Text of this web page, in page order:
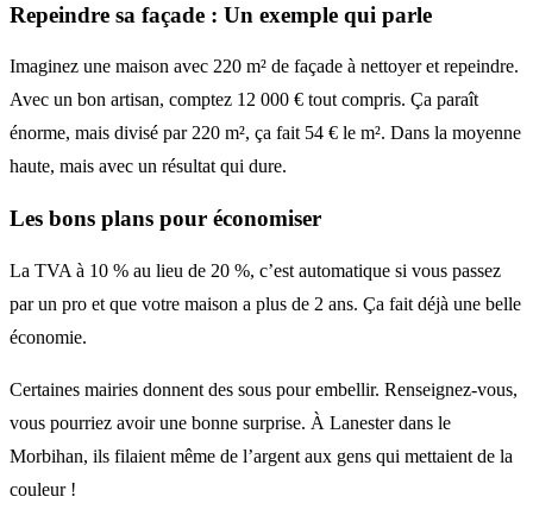
Repeindre sa façade : Un exemple qui parle
Imaginez une maison avec 220 m² de façade à nettoyer et repeindre.
Avec un bon artisan, comptez 12 000 € tout compris. Ça paraît
énorme, mais divisé par 220 m², ça fait 54 € le m². Dans la moyenne
haute, mais avec un résultat qui dure.
Les bons plans pour économiser
La TVA à 10 % au lieu de 20 %, c’est automatique si vous passez
par un pro et que votre maison a plus de 2 ans. Ça fait déjà une belle
économie.
Certaines mairies donnent des sous pour embellir. Renseignez-vous,
vous pourriez avoir une bonne surprise. À Lanester dans le
Morbihan, ils filaient même de l’argent aux gens qui mettaient de la
couleur !